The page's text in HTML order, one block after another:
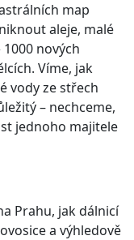
map
aleje, malé
nových
Víme, jak
vody ze střech
– nechceme,
jednoho majitele
Prahu, jak dálnicí
a výhledově